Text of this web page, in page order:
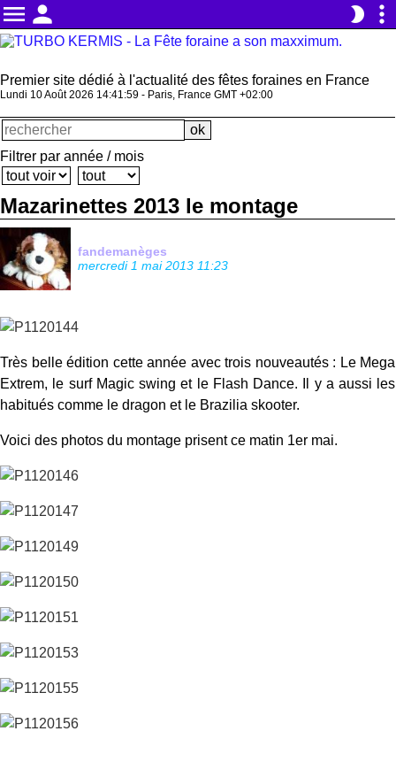
menu person brightness_2 more_vert
Premier site dédié à l'actualité des fêtes foraines en France
Lundi 10 Août 2026 14:42:00 - Paris, France GMT +02:00
Filtrer par année / mois
Mazarinettes 2013 le montage
fandemanèges
mercredi 1 mai 2013 11:23
Très belle édition cette année avec trois nouveautés : Le Mega
Extrem, le surf Magic swing et le Flash Dance. Il y a aussi les
habitués comme le dragon et le Brazilia skooter.
Voici des photos du montage prisent ce matin 1er mai.